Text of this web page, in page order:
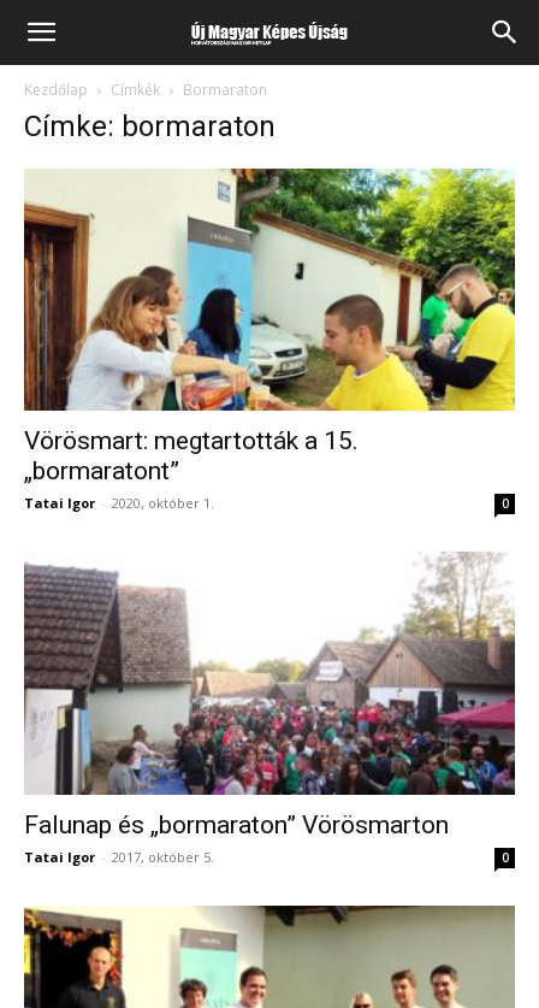
Kezdőlap Címkék Bormaraton
Címke: bormaraton
Vörösmart: megtartották a 15.
„bormaratont”
Tatai Igor - 2020, október 1. 0
Falunap és „bormaraton” Vörösmarton
Tatai Igor - 2017, október 5. 0